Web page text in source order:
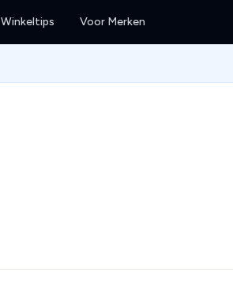
Winkeltips Voor Merken